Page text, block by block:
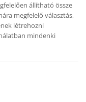
állítható össze
megfelelő választás,
létrehozni
mindenki